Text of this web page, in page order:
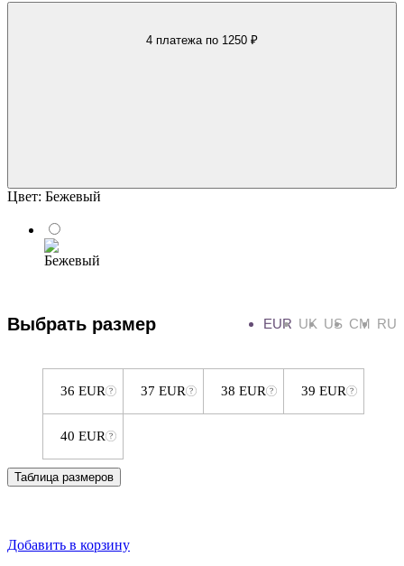
4 платежа по 1250 ₽
Цвет: Бежевый
Выбрать размер EUR UK US CM RU
36 EUR 37 EUR 38 EUR 39 EUR
40 EUR
Таблица размеров
Добавить в корзину